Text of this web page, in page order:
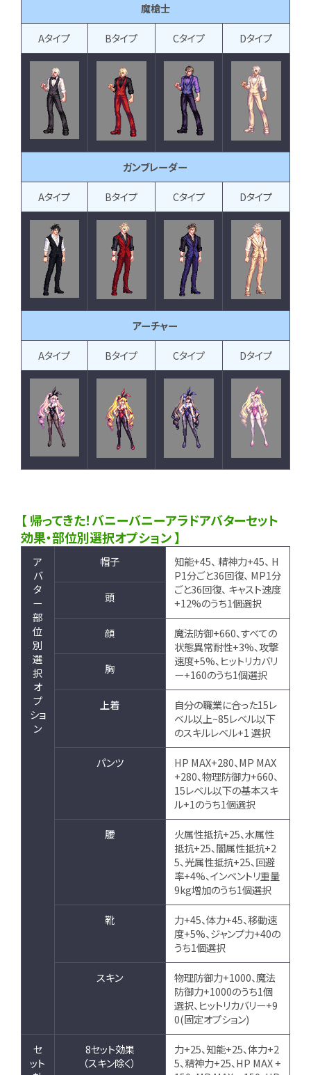
魔槍士
Aタイプ Bタイプ Cタイプ Dタイプ
ガンブレーダー
Aタイプ Bタイプ Cタイプ Dタイプ
アーチャー
Aタイプ Bタイプ Cタイプ Dタイプ
【 帰ってきた！バニーバニーアラドアバターセット
効果・部位別選択オプション 】
ア
バ
タ
ー
部
位
別
選
択
オ
プ
ショ
ン
帽子
知能+45、 精神力+45、 H
P1分ごと36回復、 MP1分
ごと36回復、 キャスト速度
+12%のうち1個選択
頭
顔
魔法防御+660、すべての
状態異常耐性+3%、攻撃
速度+5%、ヒットリカバリ
ー+160のうち1個選択
胸
上着
自分の職業に合った15レ
ベル以上~85レベル以下
のスキルレベル+1 選択
パンツ
HP MAX+280、MP MAX
+280、物理防御力+660、
15レベル以下の基本スキ
ル+1のうち1個選択
腰
火属性抵抗+25、水属性
抵抗+25、闇属性抵抗+2
5、光属性抵抗+25、回避
率+4%、インベントリ重量
9kg増加のうち1個選択
靴
力+45、体力+45、移動速
度+5%、ジャンプ力+40の
うち1個選択
スキン
物理防御力+1000、魔法
防御力+1000のうち1個
選択、ヒットリカバリー+9
0(固定オプション)
セ
ット
8セット効果
（スキン除く）
力+25、知能+25、体力+2
5、精神力+25、HP MAX +